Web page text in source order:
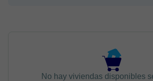
No hay viviendas disponibles